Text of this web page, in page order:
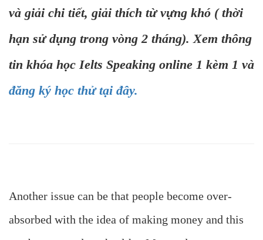
và giải chi tiết, giải thích từ vựng khó ( thời
hạn sử dụng trong vòng 2 tháng). Xem thông
tin khóa học Ielts Speaking online 1 kèm 1 và
đăng ký học thử tại đây.
Another issue can be that people become over-
absorbed with the idea of making money and this